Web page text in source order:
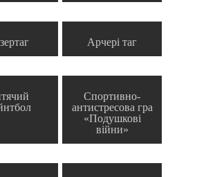
Арчері таг
Спортивно-
антистресова гра
«Подушкові
війни»